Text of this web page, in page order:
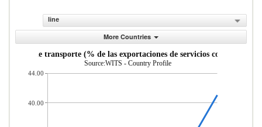
line
More Countries
Servicios de transporte (% de las exportaciones de servicios comerciales)
Source:WITS - Country Profile
44.00
40.00